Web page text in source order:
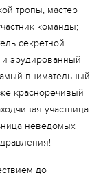
тропы, мастер
команды;
секретной
эрудированный
внимательный
красноречивый
участница
неведомых
до